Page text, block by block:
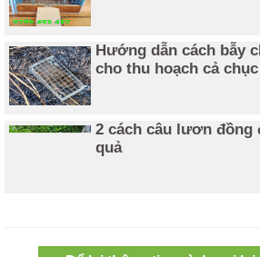
Hướng dẫn cách bẫy
cho thu hoạch cả
2 cách câu lươn đồng
quả